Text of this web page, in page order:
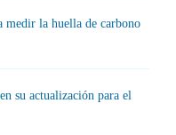
medir la huella de carbono
su actualización para el